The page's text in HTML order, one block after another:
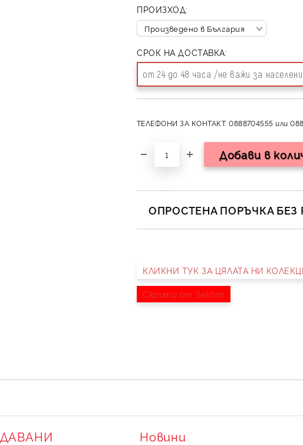
ПРОИЗХОД:
СРОК НА ДОСТАВКА:
от 24 до 48 часа /не важи за
ТЕЛЕФОНИ ЗА КОНТАКТ: 0888704555 или
ОПРОСТЕНА ПОРЪЧКА БЕЗ
Съгласен съм сПолитика за
Ние ще се свържем с вас в рамките на
КЛИКНИ ТУК ЗА ЦЯЛАТА НИ
Скрити от Seliton
Новини